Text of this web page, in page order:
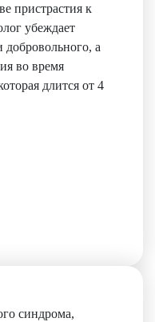
пристрастия к
убеждает
добровольного, а
во время
длится от 4
синдрома,